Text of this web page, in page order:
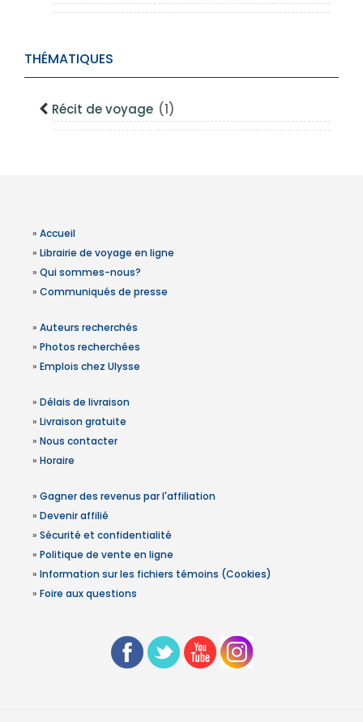
THÉMATIQUES
Récit de voyage (1)
» Accueil
» Librairie de voyage en ligne
» Qui sommes-nous?
» Communiqués de presse
» Auteurs recherchés
» Photos recherchées
» Emplois chez Ulysse
» Délais de livraison
» Livraison gratuite
» Nous contacter
» Horaire
» Gagner des revenus par l'affiliation
» Devenir affilié
» Sécurité et confidentialité
» Politique de vente en ligne
» Information sur les fichiers témoins (Cookies)
» Foire aux questions